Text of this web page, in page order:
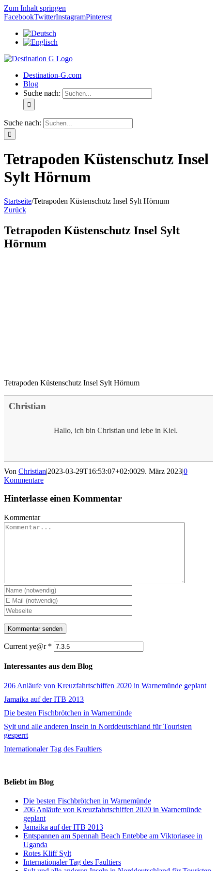
Zum Inhalt springen
FacebookTwitterInstagramPinterest
Destination-G.com
Blog
Suche nach:
Suche nach:
Tetrapoden Küstenschutz Insel
Sylt Hörnum
Startseite/Tetrapoden Küstenschutz Insel Sylt Hörnum
Zurück
Tetrapoden Küstenschutz Insel Sylt
Hörnum
Tetrapoden Küstenschutz Insel Sylt Hörnum
Christian
Hallo, ich bin Christian und lebe in Kiel.
Von Christian|2023-03-29T16:53:07+02:0029. März 2023|0
Kommentare
Hinterlasse einen Kommentar
Kommentar
Current ye@r *
Interessantes aus dem Blog
206 Anläufe von Kreuzfahrtschiffen 2020 in Warnemünde geplant
Jamaika auf der ITB 2013
Die besten Fischbrötchen in Warnemünde
Sylt und alle anderen Inseln in Norddeutschland für Touristen
gesperrt
Internationaler Tag des Faultiers
Beliebt im Blog
Die besten Fischbrötchen in Warnemünde
206 Anläufe von Kreuzfahrtschiffen 2020 in Warnemünde
geplant
Jamaika auf der ITB 2013
Entspannen am Spennah Beach Entebbe am Viktoriasee in
Uganda
Rotes Kliff Sylt
Internationaler Tag des Faultiers